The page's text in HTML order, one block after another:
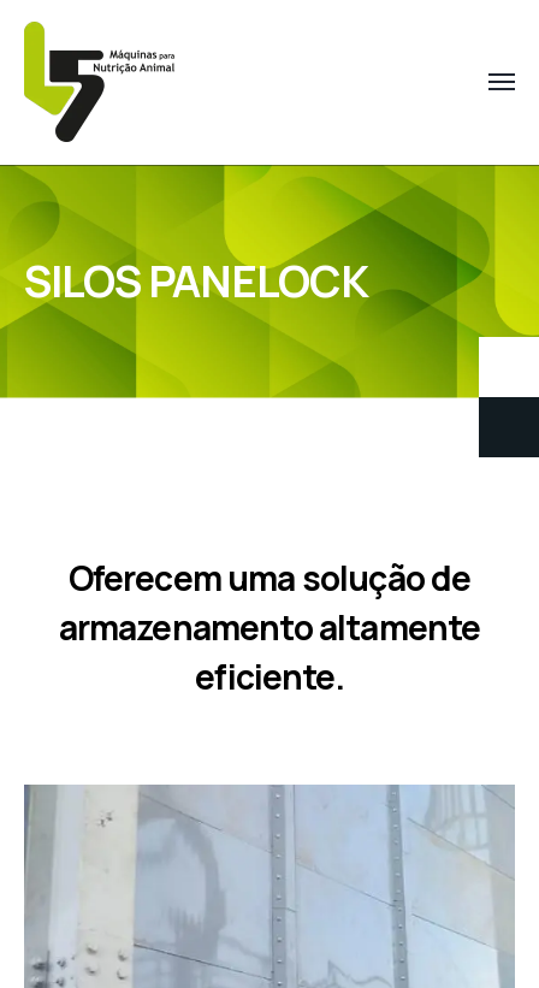
SILOS PANELOCK
Oferecem uma solução de
armazenamento altamente
eficiente.